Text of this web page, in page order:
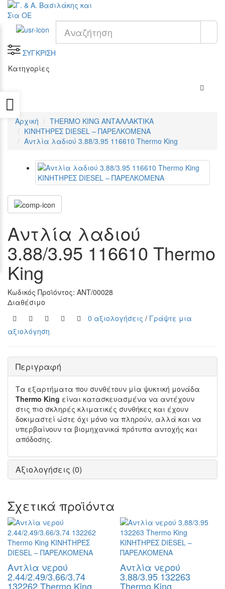
ΣΥΓΚΡΙΣΗ
Κατηγορίες
Αρχική
THERMO KING ΑΝΤΑΛΛΑΚΤΙΚΑ
KΙΝΗΤΗΡΕΣ DIESEL – ΠΑΡΕΛΚΟΜΕΝΑ
Αντλία λαδιού 3.88/3.95 116610 Thermo King
Αντλία λαδιού
3.88/3.95 116610 Thermo
King
Κωδικός Προϊόντος: ΑΝΤ/00028
Διαθέσιμο
0 αξιολογήσεις / Γράψτε μια
αξιολόγηση
Περιγραφή
Τα εξαρτήματα που συνθέτουν μία ψυκτική μονάδα
Thermo King είναι κατασκευασμένα να αντέχουν
στις πιο σκληρές κλιματικές συνθήκες και έχουν
δοκιμαστεί ώστε όχι μόνο να πληρούν, αλλά και να
υπερβαίνουν τα βιομηχανικά πρότυπα αντοχής και
απόδοσης.
Αξιολογήσεις (0)
Σχετικά προϊόντα
Αντλία νερού
2.44/2.49/3.66/3.74
132262 Thermo King
Αντλία νερού
3.88/3.95 132263
Thermo King
Προσβασιμότητα